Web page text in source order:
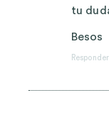
tu
Besos
Responder